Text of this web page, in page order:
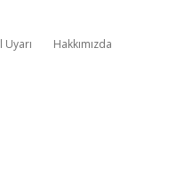
Uyarı Hakkımızda